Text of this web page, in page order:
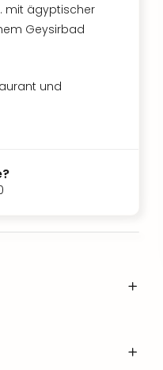
mit ägyptischer
Geysirbad
und